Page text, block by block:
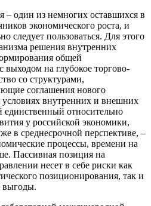
– один из немногих оставшихся в
экономического роста, и
следует пользоваться. Для этого
решения внутренних
общей
выходом на глубокое торгово-
со структурами,
соглашения нового
внутренних и внешних
единственный относительно
у российской экономики,
в среднесрочной перспективе, –
процессы, времени на
Пассивная позиция на
несет в себе риски как
позиционирования, так и
выгоды.